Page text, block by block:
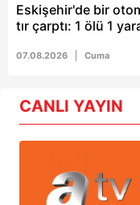
Eskişehir'de bir
tır çarptı: 1 ölü 1
07.08.2026 Cuma
CANLI YAYIN